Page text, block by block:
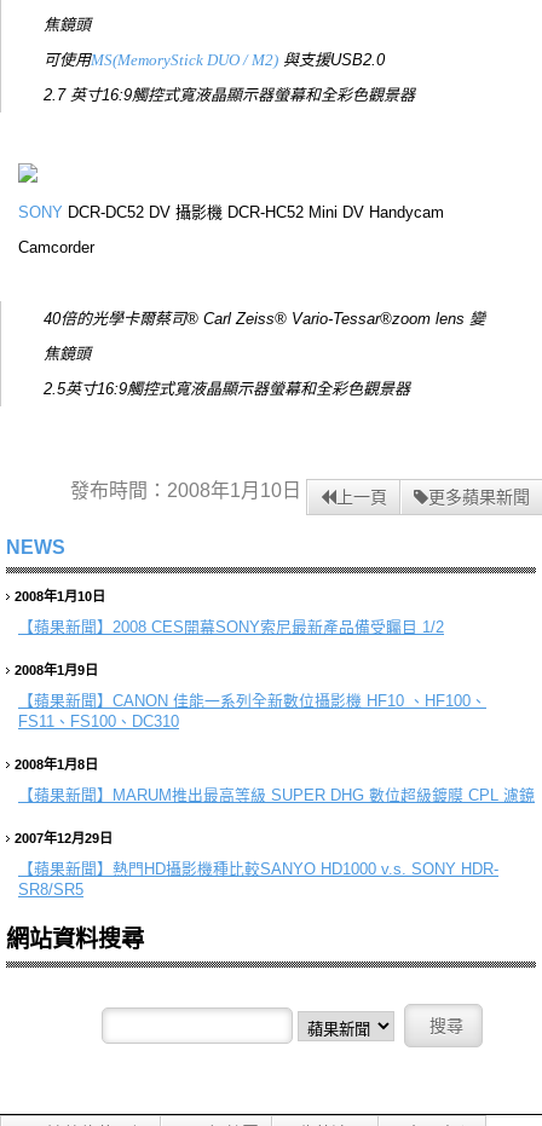
焦鏡頭
可使用MS(MemoryStick DUO / M2) 與支援USB2.0
2.7 英寸16:9觸控式寬液晶顯示器螢幕和全彩色觀景器
SONY DCR-DC52 DV 攝影機 DCR-HC52 Mini DV Handycam
Camcorder
40倍的光學卡爾蔡司® Carl Zeiss® Vario-Tessar®zoom lens 變
焦鏡頭
2.5英寸16:9觸控式寬液晶顯示器螢幕和全彩色觀景器
發布時間：2008年1月10日 上一頁 更多蘋果新聞
NEWS
2008年1月10日
【蘋果新聞】 2008 CES開幕SONY索尼最新產品備受矚目 1/2
2008年1月9日
【蘋果新聞】 CANON 佳能一系列全新數位攝影機 HF10 、HF100、
FS11、FS100、DC310
2008年1月8日
【蘋果新聞】 MARUM推出最高等級 SUPER DHG 數位超級鍍膜 CPL 濾鏡
2007年12月29日
【蘋果新聞】 熱門HD攝影機種比較SANYO HD1000 v.s. SONY HDR-
SR8/SR5
網站資料搜尋